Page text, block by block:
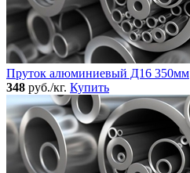
Пруток алюминиевый Д16 350мм
348 руб./кг. Купить